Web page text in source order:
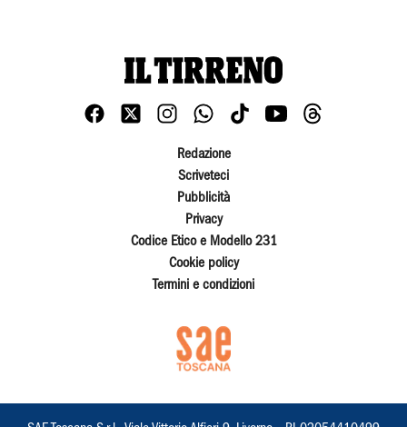
Redazione
Scriveteci
Pubblicità
Privacy
Codice Etico e Modello 231
Cookie policy
Termini e condizioni